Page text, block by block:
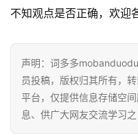
不知观点是否正确，欢迎
声明：词多多
员投稿，版权归其所有，
平台，仅提供信息存储空
息、供广大网友交流学习之